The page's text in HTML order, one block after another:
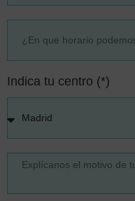
Indica tu centro (*)